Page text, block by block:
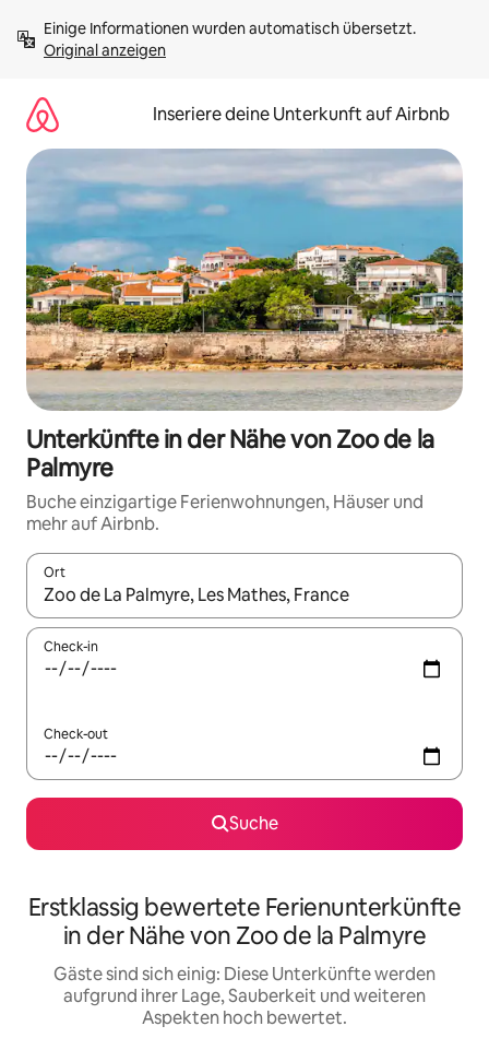
Inhalten
springenOriginal anzeigen
Inseriere deine Unterkunft auf Airbnb
Unterkünfte in der Nähe von Zoo de la
Palmyre
Buche einzigartige Ferienwohnungen, Häuser und
mehr auf Airbnb.
Ort
Wenn Ergebnisse verfügbar sind, navigiere mit den
Check-in
Check-out
Suche
Erstklassig bewertete Ferienunterkünfte
in der Nähe von Zoo de la Palmyre
Gäste sind sich einig: Diese Unterkünfte werden
aufgrund ihrer Lage, Sauberkeit und weiteren
Aspekten hoch bewertet.